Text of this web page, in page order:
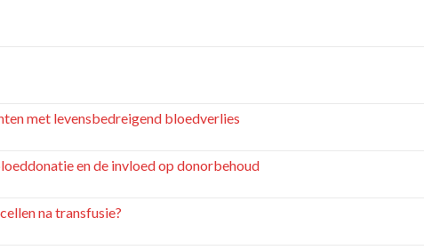
met levensbedreigend bloedverlies
en de invloed op donorbehoud
na transfusie?